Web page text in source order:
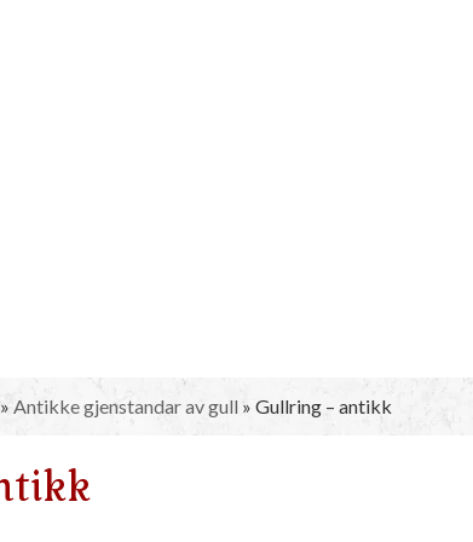
Antikke gjenstandar av gull » Gullring – antikk